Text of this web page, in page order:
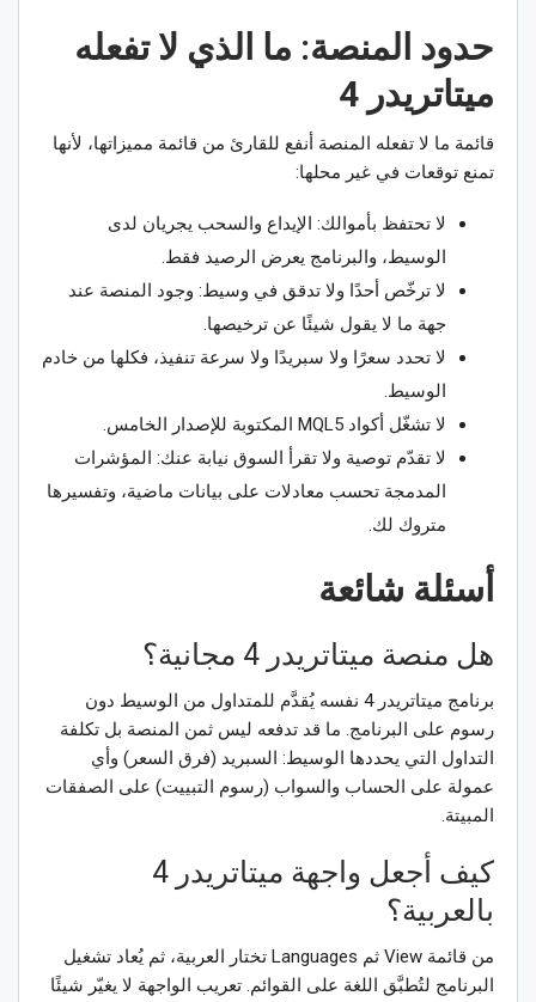
حدود المنصة: ما الذي لا تفعله
ميتاتريدر 4
قائمة ما لا تفعله المنصة أنفع للقارئ من قائمة مميزاتها، لأنها
تمنع توقعات في غير محلها:
لا تحتفظ بأموالك: الإيداع والسحب يجريان لدى
الوسيط، والبرنامج يعرض الرصيد فقط.
لا ترخّص أحدًا ولا تدقق في وسيط: وجود المنصة عند
جهة ما لا يقول شيئًا عن ترخيصها.
لا تحدد سعرًا ولا سبريدًا ولا سرعة تنفيذ، فكلها من خادم
الوسيط.
لا تشغّل أكواد MQL5 المكتوبة للإصدار الخامس.
لا تقدّم توصية ولا تقرأ السوق نيابة عنك: المؤشرات
المدمجة تحسب معادلات على بيانات ماضية، وتفسيرها
متروك لك.
أسئلة شائعة
هل منصة ميتاتريدر 4 مجانية؟
برنامج ميتاتريدر 4 نفسه يُقدَّم للمتداول من الوسيط دون
رسوم على البرنامج. ما قد تدفعه ليس ثمن المنصة بل تكلفة
التداول التي يحددها الوسيط: السبريد (فرق السعر) وأي
عمولة على الحساب والسواب (رسوم التبييت) على الصفقات
المبيتة.
كيف أجعل واجهة ميتاتريدر 4
بالعربية؟
من قائمة View ثم Languages تختار العربية، ثم يُعاد تشغيل
البرنامج لتُطبَّق اللغة على القوائم. تعريب الواجهة لا يغيّر شيئًا